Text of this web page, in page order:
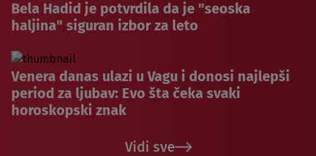
Bela Hadid je potvrdila da je "seoska
haljina" siguran izbor za leto
Venera danas ulazi u Vagu i donosi najlepši
period za ljubav: Evo šta čeka svaki
horoskopski znak
Vidi sve